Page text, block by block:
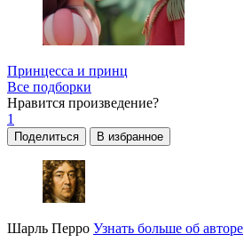
Принцесса и принц
Все подборки
Нравится произведение?
1
Поделиться В избранное
Шарль Перро Узнать больше об авторе